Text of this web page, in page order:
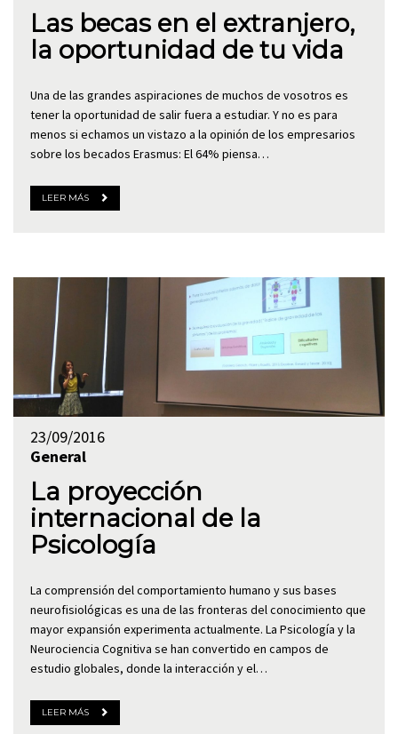
Las becas en el extranjero,
la oportunidad de tu vida
Una de las grandes aspiraciones de muchos de vosotros es
tener la oportunidad de salir fuera a estudiar. Y no es para
menos si echamos un vistazo a la opinión de los empresarios
sobre los becados Erasmus: El 64% piensa…
LEER MÁS
23/09/2016
General
La proyección
internacional de la
Psicología
La comprensión del comportamiento humano y sus bases
neurofisiológicas es una de las fronteras del conocimiento que
mayor expansión experimenta actualmente. La Psicología y la
Neurociencia Cognitiva se han convertido en campos de
estudio globales, donde la interacción y el…
LEER MÁS